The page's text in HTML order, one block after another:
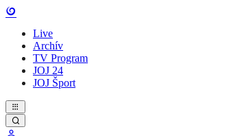
Live
Archív
TV Program
JOJ 24
JOJ Šport